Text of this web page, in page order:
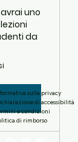
uno
da
sulla privacy
di accessibilità
e condizioni
di rimborso